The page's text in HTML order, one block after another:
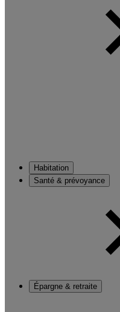
Habitation
Santé & prévoyance
Épargne & retraite